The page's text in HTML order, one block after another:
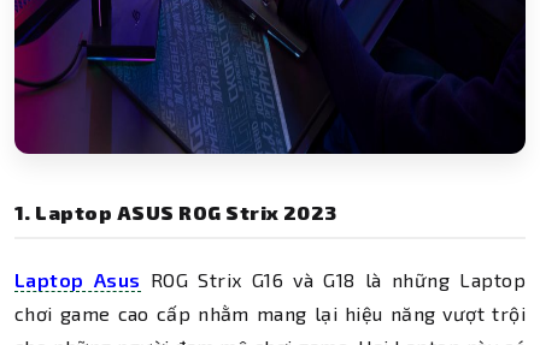
1. Laptop ASUS ROG Strix 2023
Laptop Asus ROG Strix G16 và G18 là những Laptop
chơi game cao cấp nhằm mang lại hiệu năng vượt trội